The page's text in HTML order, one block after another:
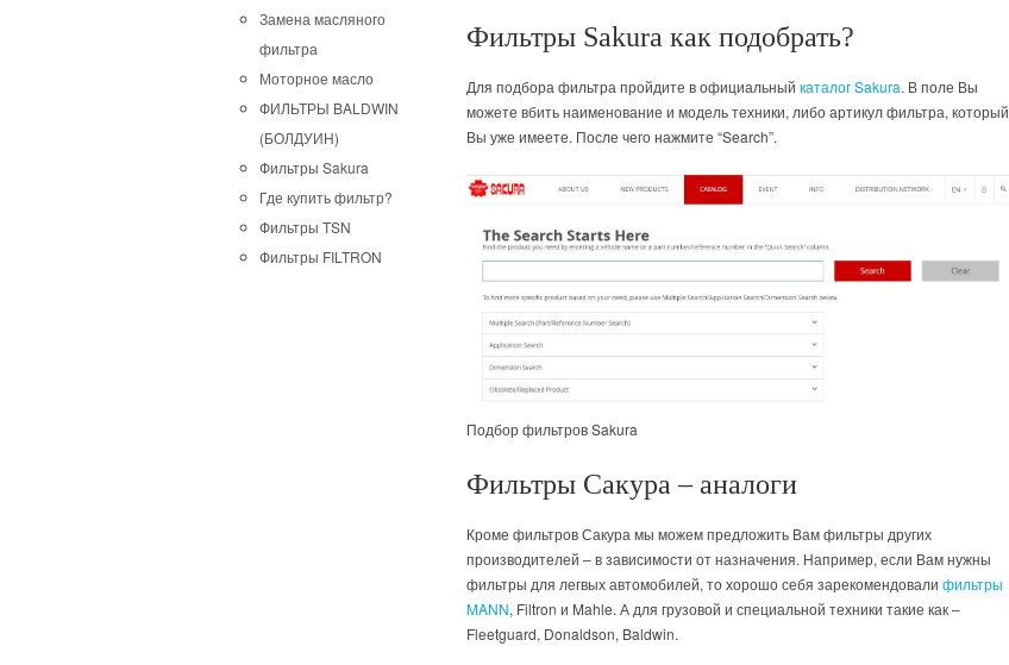
Замена масляного
фильтра
Моторное масло
ФИЛЬТРЫ BALDWIN
(БОЛДУИН)
Фильтры Sakura
Где купить фильтр?
Фильтры TSN
Фильтры FILTRON
Фильтры Sakurа как подобрать?
Для подбора фильтра пройдите в официальный каталог Sakura. В поле Вы
можете вбить наименование и модель техники, либо артикул фильтра, который
Вы уже имеете. После чего нажмите “Search”.
Подбор фильтров Sakura
Фильтры Сакура – аналоги
Кроме фильтров Сакура мы можем предложить Вам фильтры других
производителей – в зависимости от назначения. Например, если Вам нужны
фильтры для легвых автомобилей, то хорошо себя зарекомендовали фильтры
MANN, Filtron и Mahle. А для грузовой и специальной техники такие как –
Fleetguard, Donaldson, Baldwin.